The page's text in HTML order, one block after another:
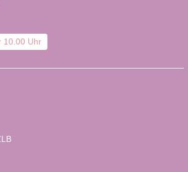
10.00 Uhr